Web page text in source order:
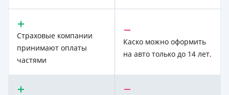
Страховые компании
принимают оплаты
частями
Каско можно оформить
на авто только до 14 лет.